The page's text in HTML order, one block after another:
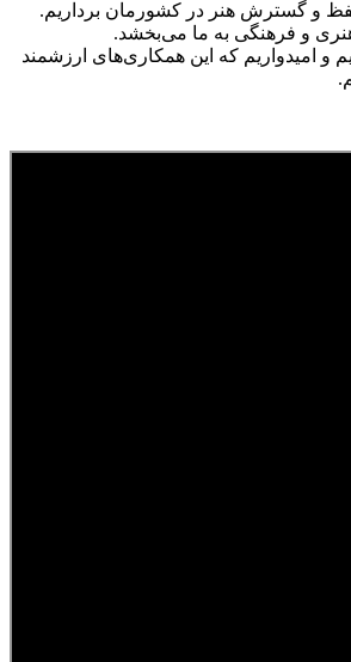
حفظ و گسترش هنر در کشورمان برداریم.
هنری و فرهنگی به ما می‌بخشد.
و امیدواریم که این همکاری‌های ارزشمند